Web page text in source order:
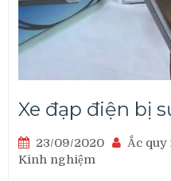
Xe đạp điện bị
23/09/2020
Ắc quy
Kinh nghiệm